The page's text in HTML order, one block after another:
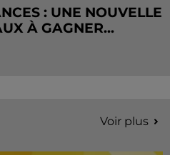
: UNE NOUVELLE
À GAGNER...
Voir plus